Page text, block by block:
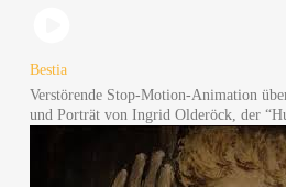
Bes­tia
Ver­stö­ren­de Stop-Moti­on-Ani­ma­ti­on
und Por­trät von Ingrid Olde­röck, der